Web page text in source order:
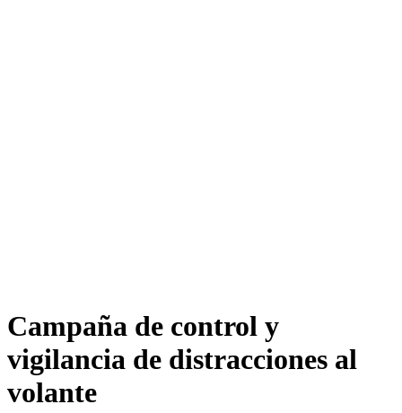
Campaña de control y
vigilancia de distracciones al
volante